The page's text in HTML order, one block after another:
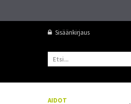
Sisäänkirjaus
AIDOT